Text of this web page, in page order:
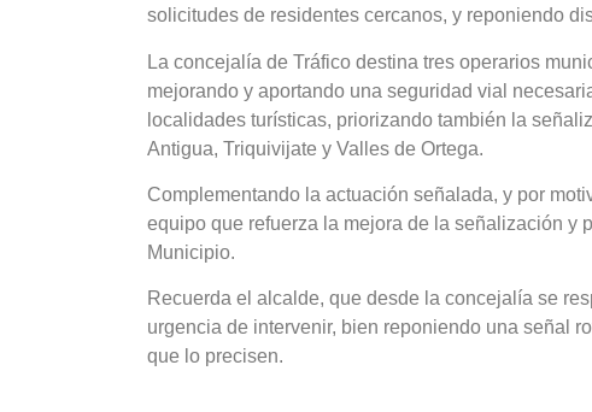
solicitudes de residentes cercanos, y reponiendo
La concejalía de Tráfico destina tres operarios
mejorando y aportando una seguridad vial
localidades turísticas, priorizando también la
Antigua, Triquivijate y Valles de Ortega.
Complementando la actuación señalada, y por
equipo que refuerza la mejora de la señalización y
Municipio.
Recuerda el alcalde, que desde la concejalía se
urgencia de intervenir, bien reponiendo una señal
que lo precisen.